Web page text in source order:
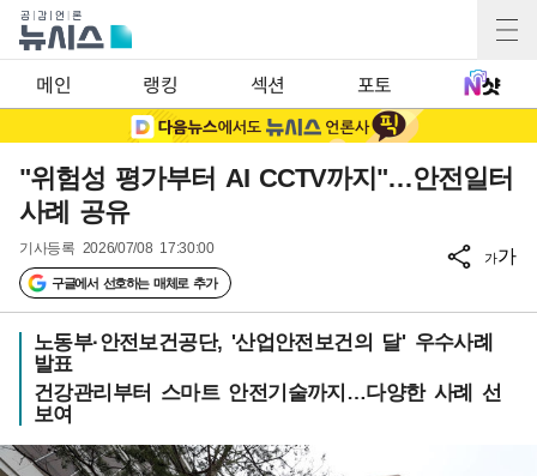
메인 랭킹 섹션 포토
"위험성 평가부터 AI CCTV까지"…안전일터
사례 공유
기사등록 2026/07/08 17:30:00
구글에서 선호하는 매체로 추가
가가
노동부·안전보건공단, '산업안전보건의 달' 우수사례
발표
건강관리부터 스마트 안전기술까지…다양한 사례 선
보여